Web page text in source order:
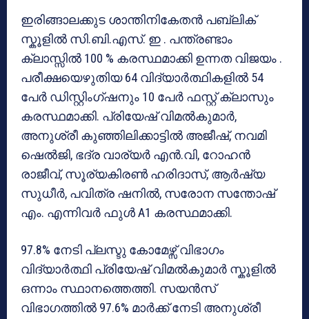
ഇരിങ്ങാലക്കുട ശാന്തിനികേതൻ പബ്ലിക്
സ്കൂളിൽ സി.ബി.എസ്. ഇ . പന്ത്രണ്ടാം
ക്ലാസ്സിൽ 100 % കരസ്ഥമാക്കി ഉന്നത വിജയം .
പരീക്ഷയെഴുതിയ 64 വിദ്യാർത്ഥികളിൽ 54
പേർ ഡിസ്റ്റിംഗ്ഷനും 10 പേർ ഫസ്റ്റ് ക്ലാസും
കരസ്ഥമാക്കി. പ്രിയേഷ് വിമൽകുമാർ,
അനുശ്രീ കുഞ്ഞിലിക്കാട്ടിൽ അജീഷ്, നവമി
ഷെൽജി, ഭദ്ര വാര്യർ എൻ.വി, റോഹൻ
രാജീവ്, സൂര്യകിരൺ ഹരിദാസ്, ആർഷ്യ
സുധീർ, പവിത്ര ഷനിൽ, സരോന സന്തോഷ്
എം. എന്നിവർ ഫുൾ A1 കരസ്ഥമാക്കി.
97.8% നേടി പ്ലസ്ടു കോമേഴ്സ് വിഭാഗം
വിദ്യാർത്ഥി പ്രിയേഷ് വിമൽകുമാർ സ്കൂളിൽ
ഒന്നാം സ്ഥാനത്തെത്തി. സയൻസ്
വിഭാഗത്തിൽ 97.6% മാർക്ക് നേടി അനുശ്രീ